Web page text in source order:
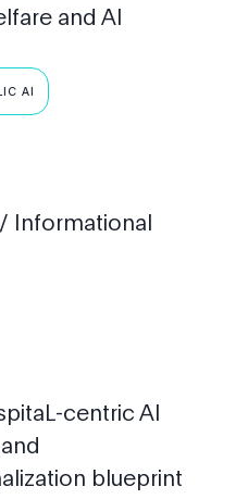
and AI
AI
Informational
centric AI
blueprint